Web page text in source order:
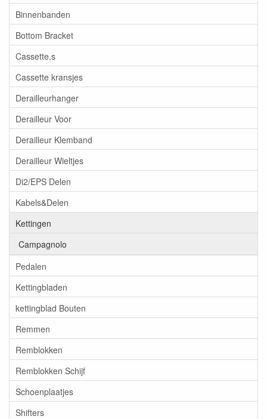
Binnenbanden
Bottom Bracket
Cassette,s
Cassette kransjes
Derailleurhanger
Derailleur Voor
Derailleur Klemband
Derailleur Wieltjes
Di2/EPS Delen
Kabels&Delen
Kettingen
Campagnolo
Pedalen
Kettingbladen
kettingblad Bouten
Remmen
Remblokken
Remblokken Schijf
Schoenplaatjes
Shifters